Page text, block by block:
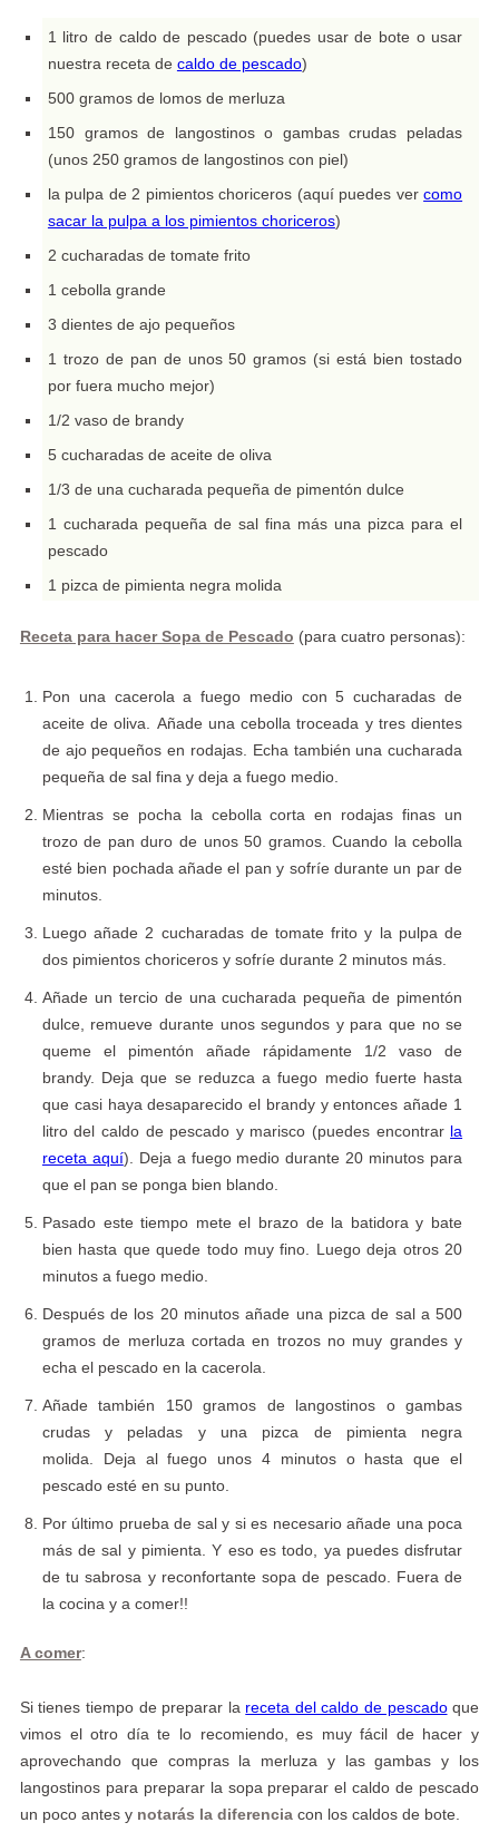
1 litro de caldo de pescado (puedes usar de bote o usar
nuestra receta de caldo de pescado)
500 gramos de lomos de merluza
150 gramos de langostinos o gambas crudas peladas
(unos 250 gramos de langostinos con piel)
la pulpa de 2 pimientos choriceros (aquí puedes vercomo
sacar la pulpa a los pimientos choriceros)
2 cucharadas de tomate frito
1 cebolla grande
3 dientes de ajo pequeños
1 trozo de pan de unos 50 gramos (si está bien tostado
por fuera mucho mejor)
1/2 vaso de brandy
5 cucharadas de aceite de oliva
1/3 de una cucharada pequeña de pimentón dulce
1 cucharada pequeña de sal fina más una pizca para el
pescado
1 pizca de pimienta negra molida
Receta para hacer Sopa de Pescado (para cuatro personas):
Pon una cacerola a fuego medio con 5 cucharadas de
aceite de oliva. Añade una cebolla troceada y tres dientes
de ajo pequeños en rodajas. Echa también una cucharada
pequeña de sal fina y deja a fuego medio.
Mientras se pocha la cebolla corta en rodajas finas un
trozo de pan duro de unos 50 gramos. Cuando la cebolla
esté bien pochada añade el pan y sofríe durante un par de
minutos.
Luego añade 2 cucharadas de tomate frito y la pulpa de
dos pimientos choriceros y sofríe durante 2 minutos más.
Añade un tercio de una cucharada pequeña de pimentón
dulce, remueve durante unos segundos y para que no se
queme el pimentón añade rápidamente 1/2 vaso de
brandy. Deja que se reduzca a fuego medio fuerte hasta
que casi haya desaparecido el brandy y entonces añade 1
litro del caldo de pescado y marisco (puedes encontrar la
receta aquí). Deja a fuego medio durante 20 minutos para
que el pan se ponga bien blando.
Pasado este tiempo mete el brazo de la batidora y bate
bien hasta que quede todo muy fino. Luego deja otros 20
minutos a fuego medio.
Después de los 20 minutos añade una pizca de sal a 500
gramos de merluza cortada en trozos no muy grandes y
echa el pescado en la cacerola.
Añade también 150 gramos de langostinos o gambas
crudas y peladas y una pizca de pimienta negra
molida. Deja al fuego unos 4 minutos o hasta que el
pescado esté en su punto.
Por último prueba de sal y si es necesario añade una poca
más de sal y pimienta. Y eso es todo, ya puedes disfrutar
de tu sabrosa y reconfortante sopa de pescado. Fuera de
la cocina y a comer!!
A comer:
Si tienes tiempo de preparar la receta del caldo de pescadoque
vimos el otro día te lo recomiendo, es muy fácil de hacer y
aprovechando que compras la merluza y las gambas y los
langostinos para preparar la sopa preparar el caldo de pescado
un poco antes y notarás la diferenciacon los caldos de bote.